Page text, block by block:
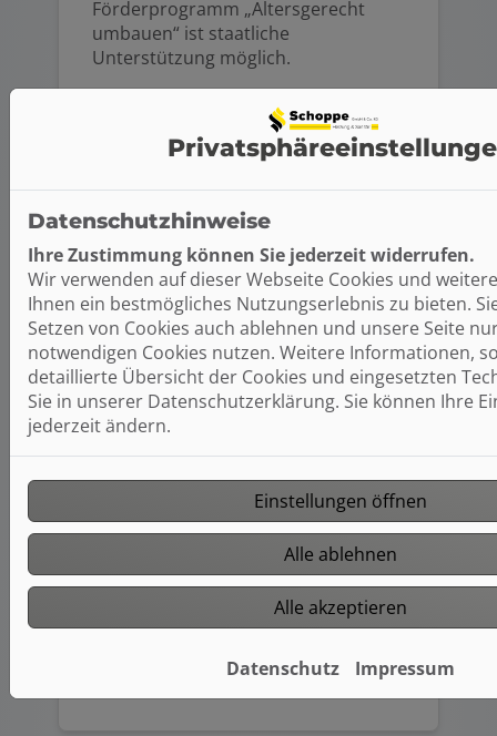
Förderprogramm „Altersgerecht
umbauen“ ist staatliche
Unterstützung möglich.
Wohltuend vielseitig:
Duschkopf
Moderne Duschköpfe vereinen viele
sinnvolle Funktionen. Sie können
zwischen verschiedenen Strahlarten
wählen – von sanftem Regen bis zu
kräftiger Massage – oder mit einem
LED-Duschkopf das wechselnde
Farbenspiel von Licht und Wasser
Datenschutzhinweise
Ihre Zustimmung können Sie jederzeit widerrufen.
Wir verwenden auf dieser Webseite Cookies und
Ihnen ein bestmögliches Nutzungserlebnis zu bieten.
Setzen von Cookies auch ablehnen und unsere Seite
notwendigen Cookies nutzen. Weitere Informationen,
detaillierte Übersicht der Cookies und eingesetzten
Sie in unserer Datenschutzerklärung. Sie können Ihre
jederzeit ändern.
Einstellungen öffnen
Alle ablehnen
Alle akzeptieren
Datenschutz Impressum